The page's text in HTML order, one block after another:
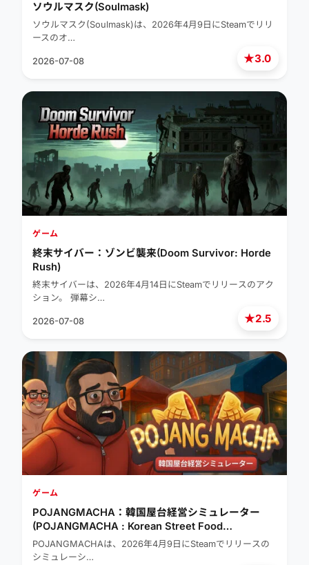
★3.0
ソウルマスク(Soulmask)
ソウルマスク(Soulmask)は、2026年4月9日にSteamでリリ
ースのオ…
2026-07-08
★2.5
ゲーム
終末サイバー：ゾンビ襲来(Doom Survivor: Horde
Rush)
終末サイバーは、2026年4月14日にSteamでリリースのアク
ション。 弾幕シ…
2026-07-08
ゲーム
POJANGMACHA：韓国屋台経営シミュレーター
(POJANGMACHA : Korean Street Food
Management Simulator)
POJANGMACHAは、2026年4月9日にSteamでリリースの
シミュレーシ…